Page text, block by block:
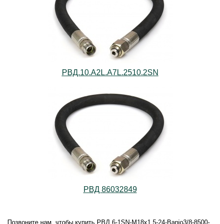
РВД.10.А2L.А7L.2510.2SN
РВД 86032849
Позвоните нам, чтобы купить РВД 6-1SN-M18х1,5-24-Banjo3/8-8500-